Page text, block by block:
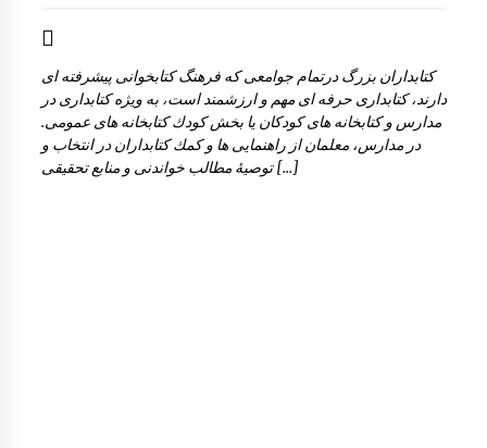
كتابداران بزرگ درتمام جوامعی كه فرهنگ كتابخوانی پيشرفته ای
دارند، كتابداری حرفه ای مهم و ارزشمند است، به ويژه كتابداری در
مدارس و كتابخانه های كودكان يا بخش كودك كتابخانه های عمومی.
در مدارس، معلمان از راهنمايی ها و كمك كتابداران در انتخاب و
توصيۀ مطالب خواندنی و منابع تحقيقی […]